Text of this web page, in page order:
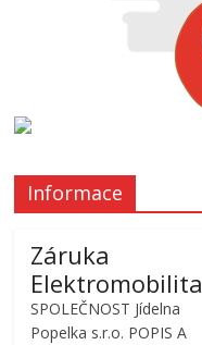
Informace
Záruka
Elektromobilita
SPOLEČNOST Jídelna
Popelka s.r.o. POPIS A